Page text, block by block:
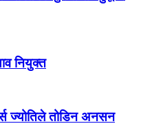
नियुक्त
ज्योतिले तोडिन अनसन